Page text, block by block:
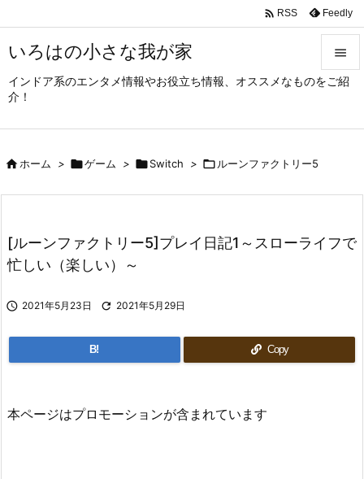
いろはの小さな我が家
インドア系のエンタメ情報やお役立ち情報、オススメなものをご紹
介！




 RSS Feedly
ホーム > ゲーム > Switch >  ルーンファクトリー5
[ルーンファクトリー5]プレイ日記1～スローライフで
忙しい（楽しい）～
 2021年5月23日  2021年5月29日
B! Copy
本ページはプロモーションが含まれています